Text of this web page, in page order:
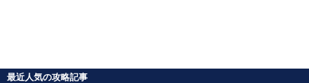
最近人気の攻略記事